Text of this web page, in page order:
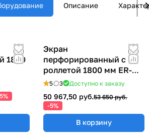
Описание
1800
Экран
перфорированный с
роллетой 1800 мм ER-
00020793
5 3 Доступно к заказу
50 967,50 руб.53 650 руб.
-5%
В корзину